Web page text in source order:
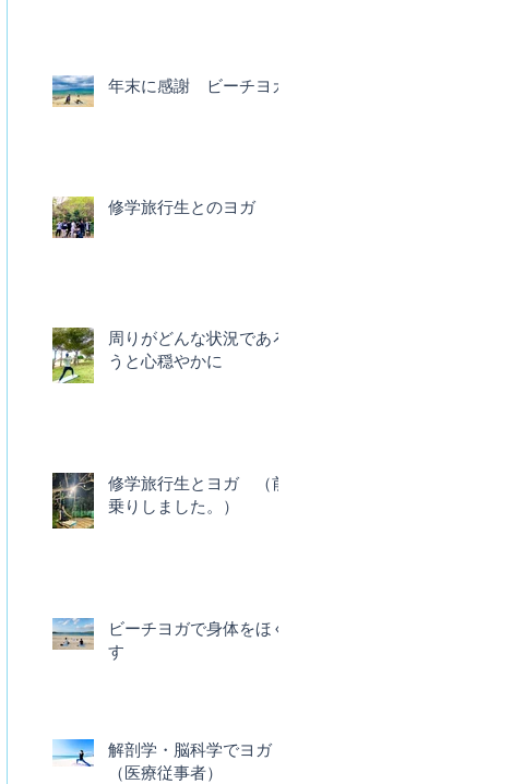
年末に感謝 ビーチヨガ
修学旅行生とのヨガ
周りがどんな状況であろ
うと心穏やかに
修学旅行生とヨガ （前
乗りしました。）
ビーチヨガで身体をほぐ
す
解剖学・脳科学でヨガ
（医療従事者）